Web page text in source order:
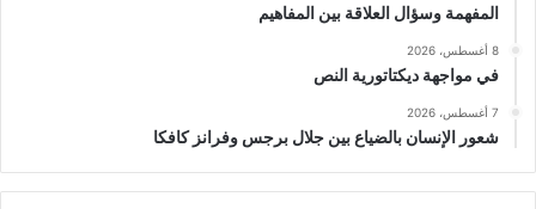
المفهمة وسؤال العلاقة بين المفاهيم
8 أغسطس، 2026
في مواجهة ديكتاتورية النص
7 أغسطس، 2026
شعور الإنسان بالضياع بين جلال برجس وفرانز كافكا